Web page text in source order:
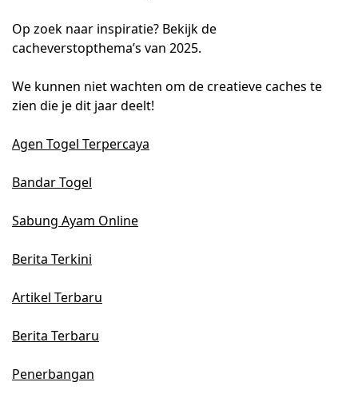
Op zoek naar inspiratie? Bekijk de
cacheverstopthema’s van 2025.
We kunnen niet wachten om de creatieve caches te
zien die je dit jaar deelt!
Agen Togel Terpercaya
Bandar Togel
Sabung Ayam Online
Berita Terkini
Artikel Terbaru
Berita Terbaru
Penerbangan